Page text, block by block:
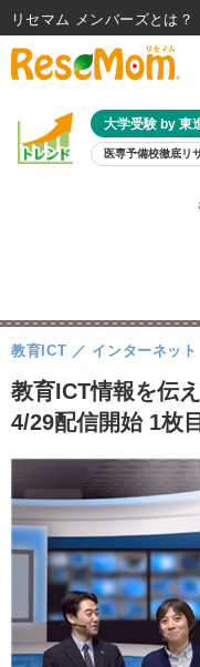
大学受験 by 東
医専予備校徹底リ
8月
教育ICT情報を伝
4/29配信開始 1枚
教育ICT インターネット
リセマム メンバーズ